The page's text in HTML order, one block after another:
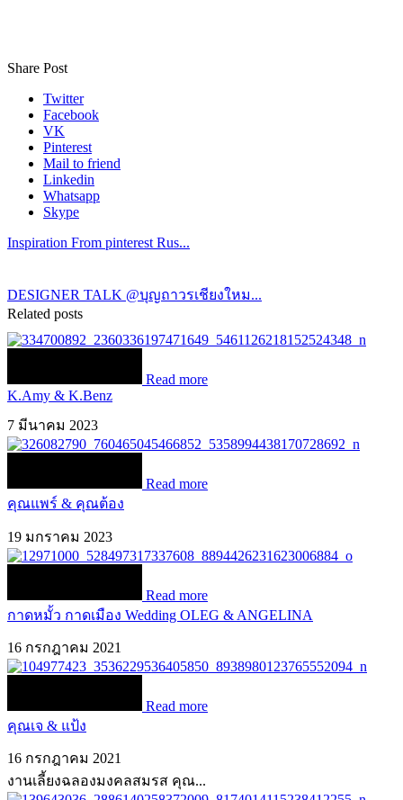
Share Post
Twitter
Facebook
VK
Pinterest
Mail to friend
Linkedin
Whatsapp
Skype
Inspiration From pinterest Rus...
DESIGNER TALK @บุญถาวรเชียงใหม...
Related posts
Read more
K.Amy & K.Benz
7 มีนาคม 2023
Read more
คุณแพร์ & คุณต้อง
19 มกราคม 2023
Read more
กาดหมั้ว กาดเมือง Wedding OLEG & ANGELINA
16 กรกฎาคม 2021
Read more
คุณเจ & แป้ง
16 กรกฎาคม 2021
งานเลี้ยงฉลองมงคลสมรส คุณ...